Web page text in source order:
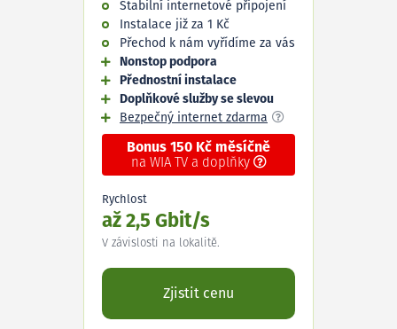
Stabilní internetové připojení
Instalace již za 1 Kč
Přechod k nám vyřídíme za vás
Nonstop podpora
Přednostní instalace
Doplňkové služby se slevou
Bezpečný internet zdarma
Bonus 150 Kč měsíčně
na WIA TV a doplňky
Rychlost
až 2,5 Gbit/s
V závislosti na lokalitě.
Zjistit cenu